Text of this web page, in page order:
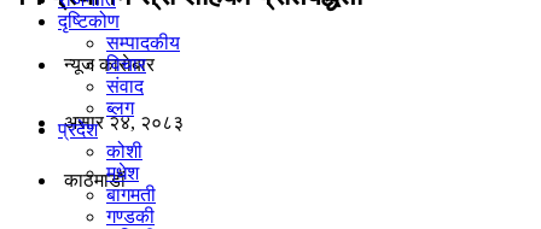
दृष्टिकोण
सम्पादकीय
विचार
संवाद
ब्लग
प्रदेश
कोशी
मधेश
बागमती
गण्डकी
न्यूज काराेबार
असार २४, २०८३
काठमाडाैं